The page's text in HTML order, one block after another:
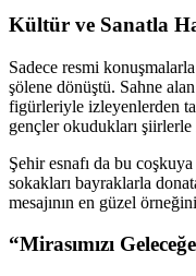
Kültür ve Sanatla
Sadece resmi
şölene dönüştü. Sahne
figürleriyle izleyenlerden
gençler okudukları
Şehir esnafı da bu
sokakları bayraklarla
mesajının en güzel
“Mirasımızı